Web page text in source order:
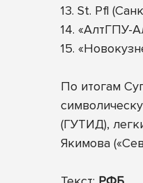
13. St. Pfl
14. «АлтГПУ-
15.
По итогам
(ГУТИД),
Якимова